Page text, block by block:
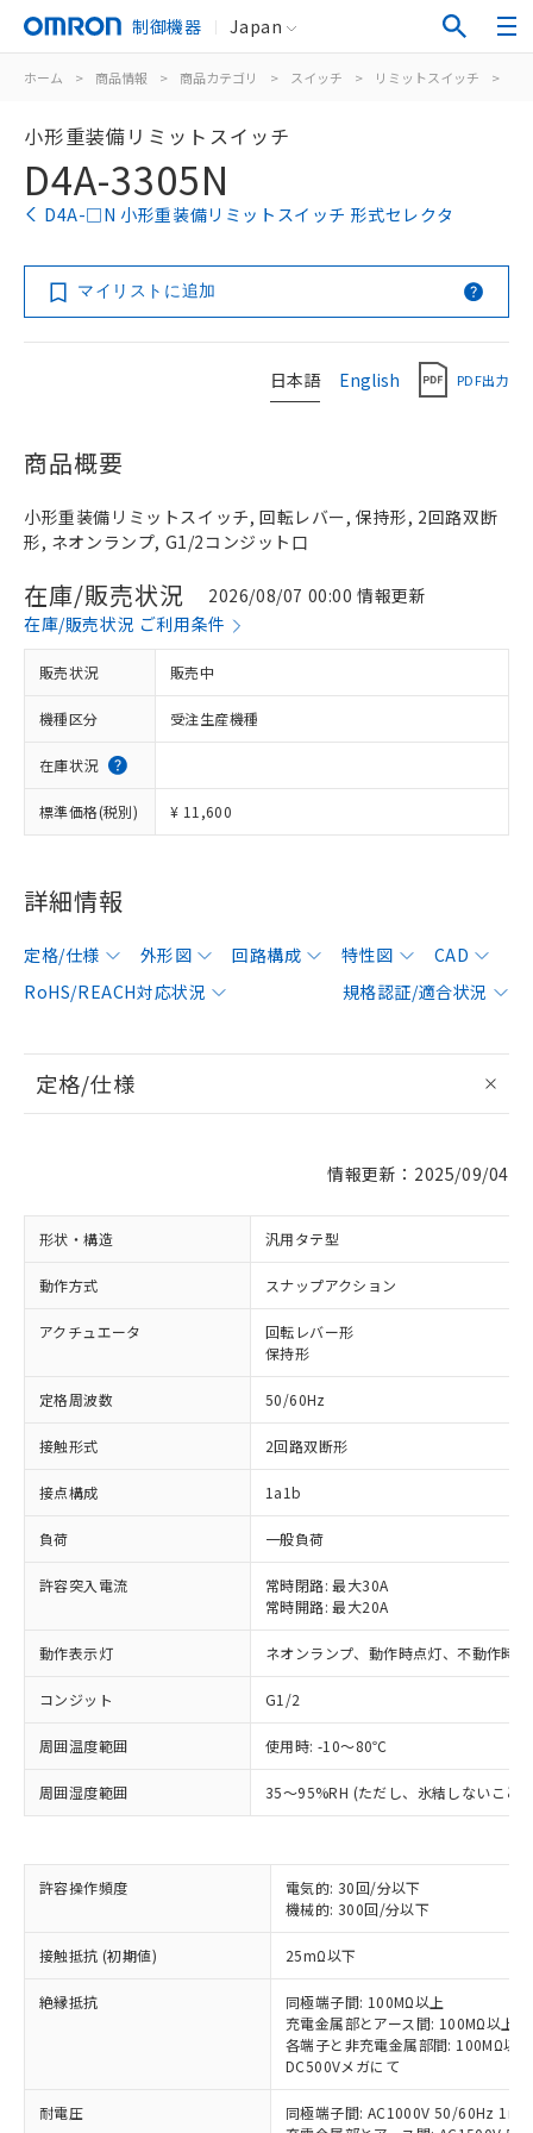
制御機器 Japan
ホーム > 商品情報 > 商品カテゴリ > スイッチ > リミットスイッチ >
小形重装備リミットスイッチ
D4A-3305N
D4A-□N 小形重装備リミットスイッチ 形式セレクタ
マイリストに追加
日本語 English PDF出力
商品概要
小形重装備リミットスイッチ, 回転レバー, 保持形, 2回路双断
形, ネオンランプ, G1/2コンジット口
在庫/販売状況
2026/08/07 00:00 情報更新
在庫/販売状況 ご利用条件
販売状況 販売中
機種区分 受注生産機種
在庫状況
標準価格(税別) ¥ 11,600
詳細情報
定格/仕様 外形図 回路構成 特性図
CAD
RoHS/REACH対応状況
規格認証/適合状況
定格/仕様
情報更新：2025/09/04
形状・構造 汎用タテ型
動作方式 スナップアクション
アクチュエータ
回転レバー形
保持形
定格周波数 50/60Hz
接触形式 2回路双断形
接点構成 1a1b
負荷 一般負荷
許容突入電流
常時閉路: 最大30A
常時開路: 最大20A
動作表示灯 ネオンランプ、動作時点灯、不動作時
コンジット G1/2
周囲温度範囲 使用時: -10～80℃
周囲湿度範囲 35～95%RH (ただし、氷結しないこと
許容操作頻度
電気的: 30回/分以下
機械的: 300回/分以下
接触抵抗 (初期値) 25mΩ以下
絶縁抵抗
同極端子間: 100MΩ以上
充電金属部とアース間: 100MΩ以上
各端子と非充電金属部間: 100MΩ以上
DC500Vメガにて
耐電圧
同極端子間: AC1000V 50/60Hz 1min
以下の条件をお読みいただき、同意のうえ
※1 対応状況
対応済み：EU RoHS指令（10物質）の
非含有に対応した製品が提供可能な商品で
す。
対応予定：EU RoHS指令（10物質）の非含
有に対応した製品に切り替える予定のある
対応予定なし：EU RoHS指令（10物質）の
非含有に非対応の商品で、対応品を出す予